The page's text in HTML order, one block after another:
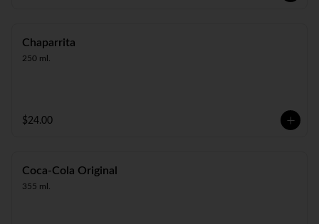
Chaparrita
250 ml.
$24.00
Coca-Cola Original
355 ml.